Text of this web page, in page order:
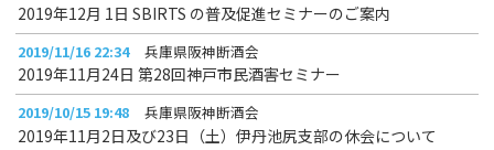
2019年12月 1日 SBIRTS の普及促進セミナーのご案内
2019/11/16 22:34 兵庫県阪神断酒会
2019年11月24日 第28回神戸市民酒害セミナー
2019/10/15 19:48 兵庫県阪神断酒会
2019年11月2日及び23日（土）伊丹池尻支部の休会について